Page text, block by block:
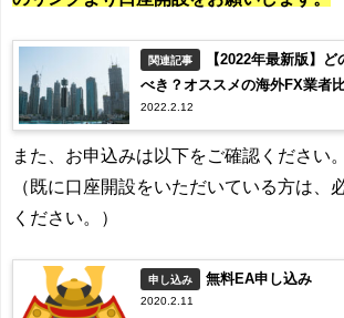
関連記事
【2022年最新版】
べき？オススメの海外FX業者
2022.2.12
また、お申込みは以下をご確認ください。
（既に口座開設をいただいている方は、
ください。）
申し込み 無料EA申し込み
2020.2.11